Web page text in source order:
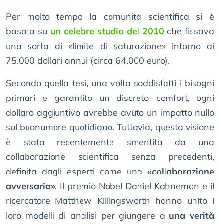
Per molto tempo la comunità scientifica si è
basata su un celebre studio del 2010 che fissava
una sorta di «limite di saturazione» intorno ai
75.000 dollari annui (circa 64.000 euro).
Secondo quella tesi, una volta soddisfatti i bisogni
primari e garantito un discreto comfort, ogni
dollaro aggiuntivo avrebbe avuto un impatto nullo
sul buonumore quotidiano. Tuttavia, questa visione
è stata recentemente smentita da una
collaborazione scientifica senza precedenti,
definita dagli esperti come una «collaborazione
avversaria». Il premio Nobel Daniel Kahneman e il
ricercatore Matthew Killingsworth hanno unito i
loro modelli di analisi per giungere a una verità